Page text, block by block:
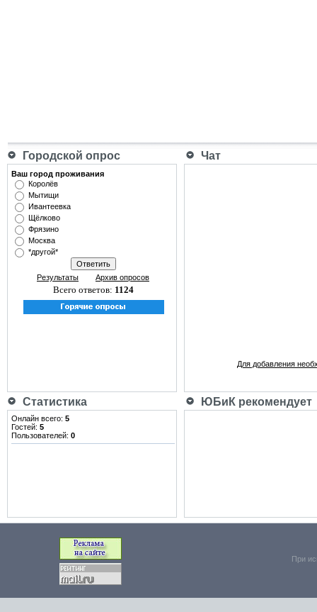
Городской опрос Чат
Ваш город проживания
Королёв
Мытищи
Ивантеевка
Щёлково
Фрязино
Москва
*другой*
Результаты Архив опросов
Всего ответов: 1124
Для добавления
Статистика ЮБиК рекомендует
Онлайн всего: 5
Гостей: 5
Пользователей: 0
При